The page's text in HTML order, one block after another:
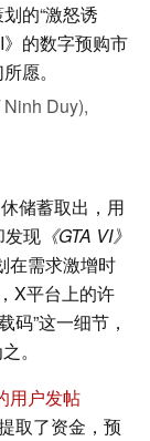
的“激怒诱
》的数字预购市
愿。
Duy),
储蓄取出，用
发现 《GTA VI》
在需求激增时
X平台上的许
码”这一细节，
。
用户发帖
取了资金，预